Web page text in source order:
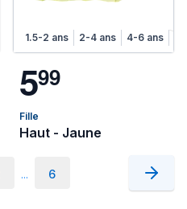
6-8 ans1.5-2 ans 2-4 ans 4-6 ans
599
Fille
Haut - Jaune
... 6